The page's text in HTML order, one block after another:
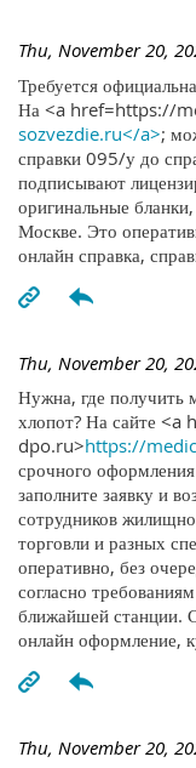
Thu, November 20,
Требуется
На <a href=https://
sozvezdie.ru</a>;
справки 095/у до
подписывают
оригинальные
Москве. Это
онлайн справка,
Thu, November 20,
Нужна, где получить
хлопот? На сайте
dpo.ru>https://
срочного
заполните заявку и
сотрудников
торговли и разных
оперативно, без
согласно
ближайшей станции.
онлайн оформление,
Thu, November 20,